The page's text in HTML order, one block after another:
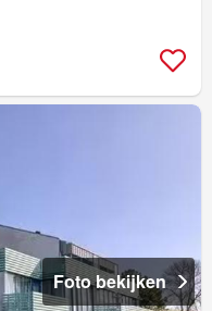
Foto bekijken